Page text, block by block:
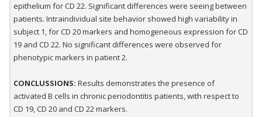
epithelium for CD 22. Significant differences were seeing between
patients. Intraindividual site behavior showed high variability in
subject 1, for CD 20 markers and homogeneous expression for CD
19 and CD 22. No significant differences were observed for
phenotypic markers in patient 2.
CONCLUSSIONS: Results demonstrates the presence of
activated B cells in chronic periodontitis patients, with respect to
CD 19, CD 20 and CD 22 markers.